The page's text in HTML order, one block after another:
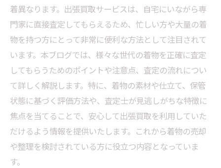
着異なります。出張買取サービスは、自宅にいながら専
門家に直接査定してもらえるため、忙しい方や大量の着
物を持つ方にとって非常に便利な方法として注目されて
います。本ブログでは、様々な世代の着物を正確に査定
してもらうためのポイントや注意点、査定の流れについ
て詳しく解説します。特に、着物の素材や仕立て、保管
状態に基づく評価方法や、査定士が見逃しがちな特徴に
焦点を当てることで、安心して出張買取を利用していた
だけるよう情報を提供いたします。これから着物の売却
や整理を検討されている方に役立つ内容となっていま
す。